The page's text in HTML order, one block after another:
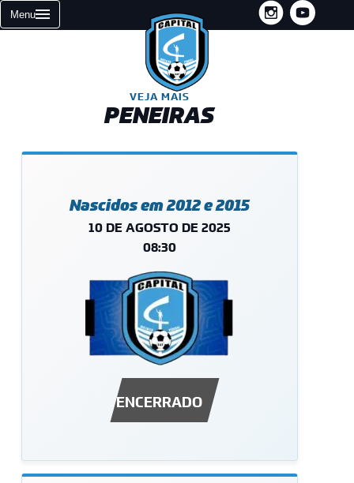
Menu INSTAGRAM
YOUTUBE
VEJA MAIS
PENEIRAS
Nascidos em 2012 e 2015
10 DE AGOSTO DE 2025
08:30
ENCERRADO